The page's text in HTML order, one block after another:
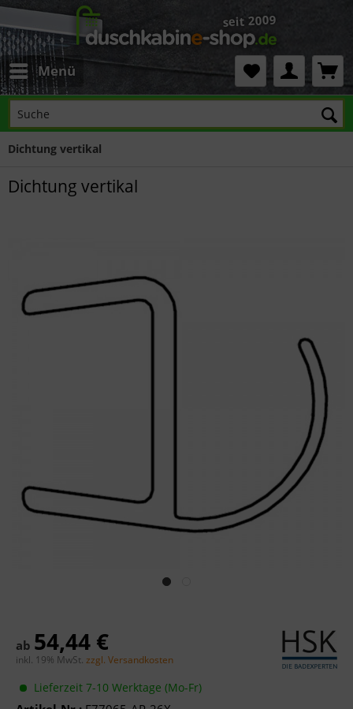
Menü
Dichtung vertikal
Dichtung vertikal
ab 54,44 €
inkl. 19% MwSt. zzgl. Versandkosten
Lieferzeit 7-10 Werktage (Mo-Fr)